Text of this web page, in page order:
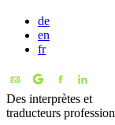
de
en
fr
Des interprètes et
traducteurs